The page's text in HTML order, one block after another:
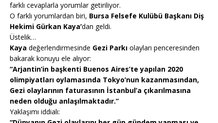
farklı cevaplarla yorumlar getiriliyor.
O farklı yorumlardan biri, Bursa Felsefe Kulübü Başkanı Diş
Hekimi Gürkan Kaya’dan geldi.
Üstelik…
Kaya değerlendirmesinde Gezi Parkı olayları penceresinden
bakarak konuyu ele alıyor:
“Arjantin’in başkenti Buenos Aires’te yapılan 2020
olimpiyatları oylamasında Tokyo’nun kazanmasından,
Gezi olaylarının faturasının İstanbul’a çıkarılmasına
neden olduğu anlaşılmaktadır.”
Yaklaşımı iddialı: